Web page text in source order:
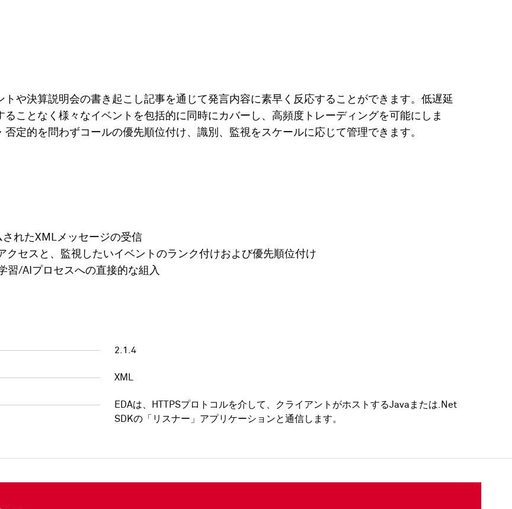
や決算説明会の書き起こし記事を通じて発言内容に素早く反応することができます。低遅延
ことなく様々なイベントを包括的に同時にカバーし、高頻度トレーディングを可能にしま
定的を問わずコールの優先順位付け、識別、監視をスケールに応じて管理できます。
れたXMLメッセージの受信
セスと、監視したいイベントのランク付けおよび優先順位付け
習/AIプロセスへの直接的な組入
2.1.4
XML
EDAは、HTTPSプロトコルを介して、クライアントがホストするJavaまたは.Net
SDKの「リスナー」アプリケーションと通信します。